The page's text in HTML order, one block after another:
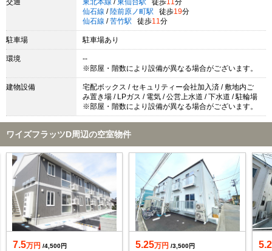
交通 東北本線 / 東仙台駅 徒歩11 分
仙石線 / 陸前原ノ町駅 徒歩19分
仙石線 / 苦竹駅 徒歩11 分
駐車場 駐車場あり
環境
--
※部屋・階数により設備が異なる場合がございます。
建物設備
宅配ボックス / セキュリティー会社加入済 / 敷地内ご
み置き場 / LPガス / 電気 / 公営上水道 / 下水道 / 駐輪場
※部屋・階数により設備が異なる場合がございます。
ワイズフラッツD周辺の空室物件
7.5万円 /4,500円 5.25万円 /3,500円